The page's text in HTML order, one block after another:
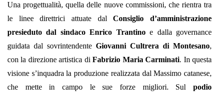
Una progettualità, quella delle nuove commissioni, che rientra tra
le linee direttrici attuate dalConsiglio d’amministrazione
presieduto dal sindaco Enrico Trantinoe dalla governance
guidata dal sovrintendente Giovanni Cultrera di Montesano,
con la direzione artistica diFabrizio Maria Carminati. In questa
visione s’inquadra la produzione realizzata dal Massimo catanese,
che mette in campo le sue forze migliori. Sul podio